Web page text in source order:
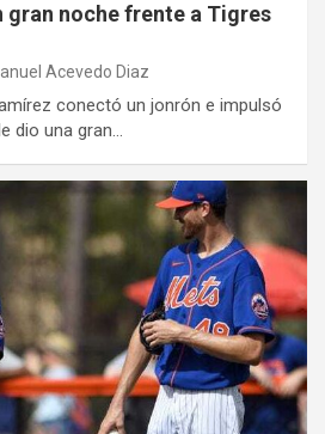
gran noche frente a Tigres
Acevedo Diaz
conectó un jonrón e impulsó
dio una gran…